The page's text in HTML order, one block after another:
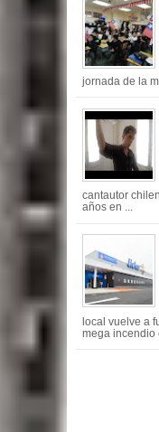
jornada de la
cantautor
años en ...
local vuelve a
mega incendio